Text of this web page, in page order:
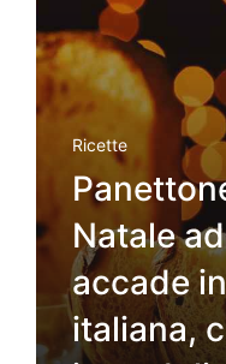
Ricette
Natale
accade
italiana,